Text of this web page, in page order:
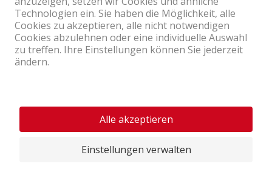
Ein Unternehmen der Coop Gruppe